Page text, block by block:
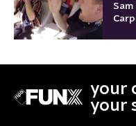
your
your